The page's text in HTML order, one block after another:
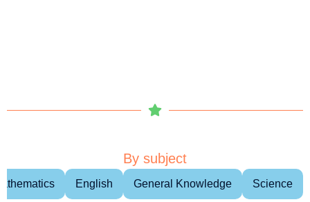
By subject
English General Knowledge Science